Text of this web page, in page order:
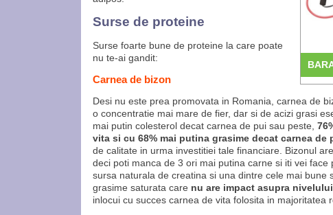
Surse de proteine
Surse foarte bune de proteine la care poate
nu te-ai gandit:
Carnea de bizon
Desi nu este prea promovata in Romania, carnea de
o concentratie mai mare de fier, dar si de acizi grasi
mai putin colesterol decat carnea de pui sau peste,
vita si cu 68% mai putina grasime decat carnea de
de calitate in urma investitiei tale financiare. Bizonul
deci poti manca de 3 ori mai putina carne si iti vei
sursa naturala de creatina si una dintre cele mai bune
grasime saturata care nu are impact asupra
inlocui cu succes carnea de vita folosita in majoritatea